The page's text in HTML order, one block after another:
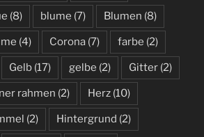
(8) blume (7) Blumen (8)
(4) Corona (7) farbe (2)
Gelb (17) gelbe (2) Gitter (2)
rahmen (2) Herz (10)
(2) Hintergrund (2)